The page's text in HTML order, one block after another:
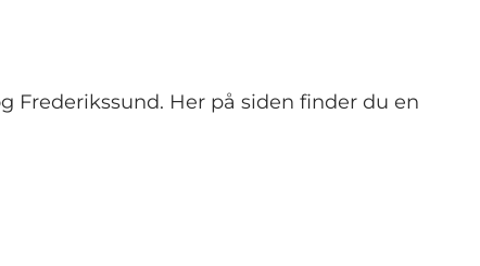
Her på siden finder du en